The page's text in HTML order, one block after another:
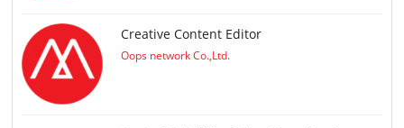
Creative Content Editor
Oops network Co.,Ltd.